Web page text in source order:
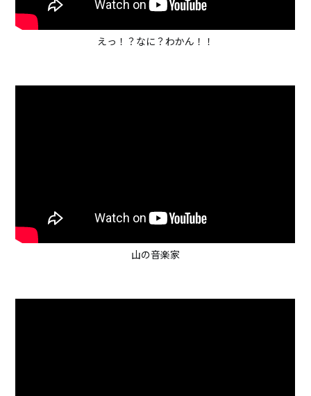
えっ！？なに？わかん！！
山の音楽家